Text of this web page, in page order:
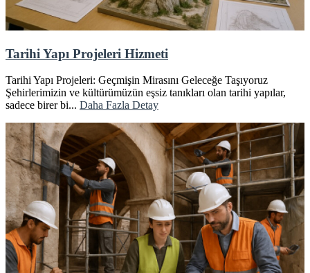
Tarihi Yapı Projeleri Hizmeti
Tarihi Yapı Projeleri: Geçmişin Mirasını Geleceğe Taşıyoruz
Şehirlerimizin ve kültürümüzün eşsiz tanıkları olan tarihi yapılar,
sadece birer bi... Daha Fazla Detay